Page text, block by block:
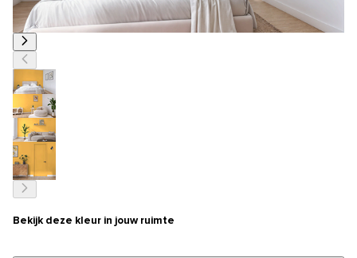
Bekijk deze kleur in jouw ruimte